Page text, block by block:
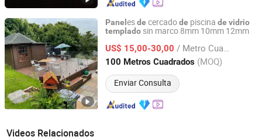
Panel esde cercadode piscina de vidrio
templadosin marco 8mm 10mm 12mm
US$ 15,00-30,00 / Metro Cuadrado
100 Metros Cuadrados (MOQ)
Enviar Consulta
QINGDAO ROCKY GROUP CO., LTD
Shandong, China Desde 2021
Videos Relacionados